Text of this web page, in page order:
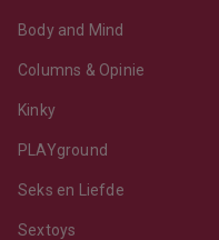
Body and Mind
Columns & Opinie
Kinky
PLAYground
Seks en Liefde
Sextoys